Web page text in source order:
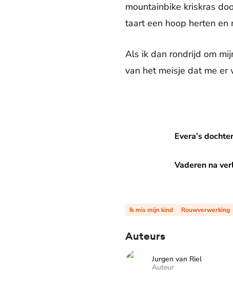
mountainbike kriskras
taart een hoop herten en
Als ik dan rondrijd om
van het meisje dat me er
Evera’s
Evera’s dochter Mette
Vaderen na
Vaderen na verlies: ‘Mijn
Ik mis mijn kind Rouwverwerking
Auteurs
Jurgen van Riel
Auteur